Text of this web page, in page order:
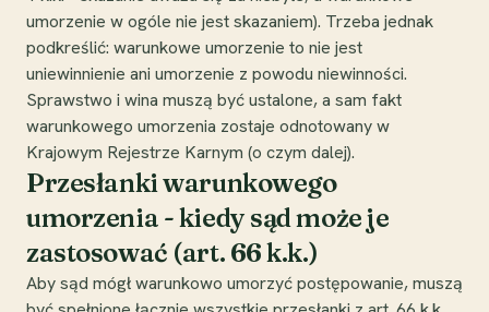
umorzenie w ogóle nie jest skazaniem). Trzeba jednak
podkreślić: warunkowe umorzenie to nie jest
uniewinnienie ani umorzenie z powodu niewinności.
Sprawstwo i wina muszą być ustalone, a sam fakt
warunkowego umorzenia zostaje odnotowany w
Krajowym Rejestrze Karnym (o czym dalej).
Przesłanki warunkowego
umorzenia - kiedy sąd może je
zastosować (art. 66 k.k.)
Aby sąd mógł warunkowo umorzyć postępowanie, muszą